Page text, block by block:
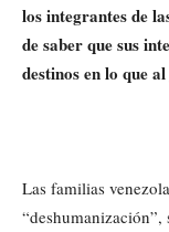
los integrantes de
de saber que sus
destinos en lo que
Las familias
“deshumanización”,